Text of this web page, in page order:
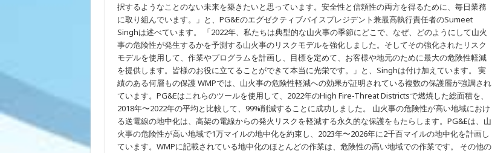
る
継
続
な
改
善
策
に
つ
い
て
説
択するようなことのない未来を築きたいと思っています。安全性と信頼性の両方を得るために、毎日業務
に取り組んでいます。」と、PG&Eのエグゼクティブバイスプレジデント兼最高執行責任者のSumeet
Singhは述べています。 「2022年、私たちは典型的な山火事の季節にどこで、なぜ、どのようにして山火
事の危険性が発生するかを予測する山火事のリスクモデルを強化しました。そしてその強化されたリスク
モデルを使用して、作業やプログラムを計画し、目標を定めて、お客様や地元のために最大の危険性軽減
を提供します。皆様のお役に立てることができて本当に光栄です。」と、Singhは付け加えています。 実
績のある何層もの保護 WMPでは、山火事の危険性軽減への効果が証明されている複数の保護層が強調され
ています。PG&Eはこれらのツールを使用して、2022年のHigh Fire-Threat Districtsで燃焼した総面積を、
2018年〜2022年の平均と比較して、99%削減することに成功しました。 山火事の危険性が高い地域におけ
る送電線の地中化は、高架の電線からの発火リスクを軽減する永久的な保護をもたらします。PG&Eは、山
火事の危険性が高い地域で1万マイルの地中化を約束し、2023年〜2026年に2千百マイルの地中化を計画し
ています。WMPに記載されている地中化のほとんどの作業は、危険性の高い地域での作業です。 その他の